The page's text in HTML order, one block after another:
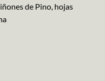
de Pino, hojas